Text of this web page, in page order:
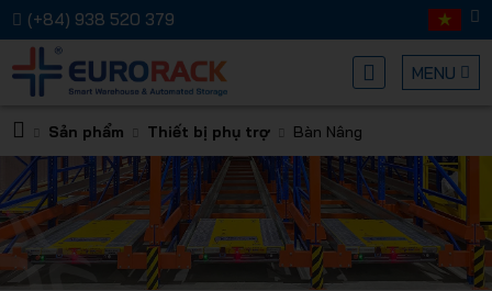
(+84) 938 520 379
MENU
Kệ chứa
Sản phẩm Thiết bị phụ trợ Bàn Nâng